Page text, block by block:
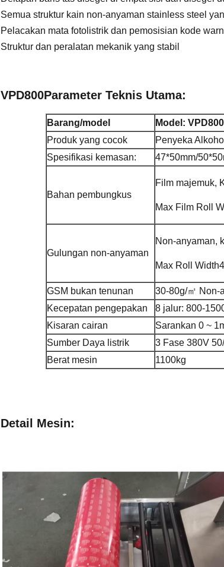
Semua struktur kain non-anyaman stainless steel
Pelacakan mata fotolistrik dan pemosisian kode
Struktur dan peralatan mekanik yang stabil
VPD800Parameter Teknis Utama:
Barang/model Model: VPD
Produk yang cocok
Penyeka Alkohol
Spesifikasi kemasan:
47*50mm/
Bahan pembungkus
Film majemuk,
Max Film Roll
Gulungan non-anyaman
Non-anyaman,
Max Roll
GSM bukan tenunan
30-80g/㎡ Non-
Kecepatan pengepakan
8 jalur: 800-
Kisaran cairan
Sarankan 0 ~
Sumber Daya listrik
3 Fase 380V
Berat mesin
1100kg
Detail Mesin: